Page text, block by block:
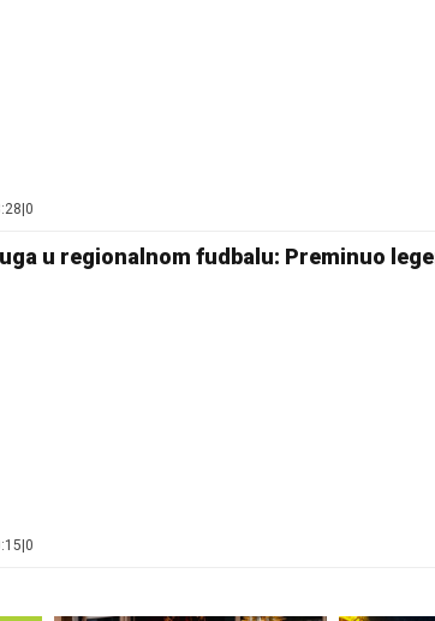
0
u regionalnom fudbalu: Preminuo
0